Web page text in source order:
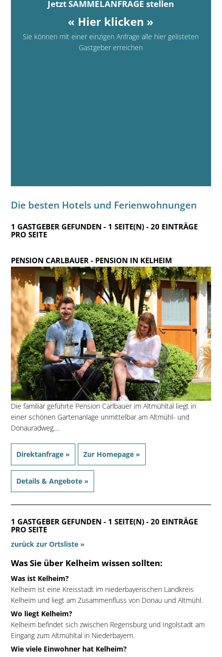
Jetzt SAMMELANFRAGE stellen
« Hier klicken »
Sie können mit einer einzigen Anfrage alle hier gelisteten
Gastgeber erreichen
Die besten Hotels und Ferienwohnungen
1 GASTGEBER GEFUNDEN - 1 SEITE(N) - 20 EINTRÄGE
PRO SEITE
PENSION CARLBAUER- PENSION IN KELHEIM
Die familiär geführte Pension Carlbauer im Altmühltal liegt in
einer schönen Gartenanlage unmittelbar am Altmühl- und
Donauradweg....
Direktanfrage » Zur Homepage »
Details & Angebote »
1 GASTGEBER GEFUNDEN - 1 SEITE(N) - 20 EINTRÄGE
PRO SEITE
zurück zur Ortsliste »
Was Sie über Kelheim wissen sollten:
Was ist Kelheim?
Kelheim ist eine Kreisstadt im niederbayerischen Landkreis
Kelheim und liegt am Zusammenfluss von Donau und Altmühl.
Wo liegt Kelheim?
Kelheim befindet sich zwischen Regensburg und Ingolstadt am
Eingang zum Altmühltal in Niederbayern.
Wie viele Einwohner hat Kelheim?